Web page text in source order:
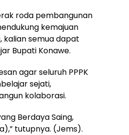
roda pembangunan
kemajuan
kalian semua dapat
Bupati Konawe.
agar seluruh PPPK
sejati,
kolaborasi.
Berdaya Saing,
tutupnya. (Jems).